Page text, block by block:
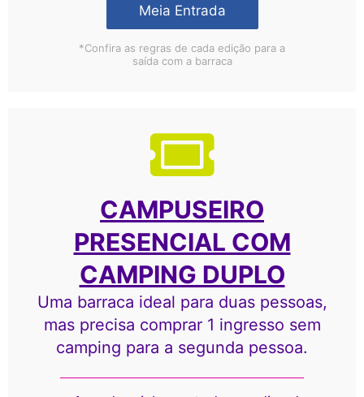
Meia Entrada
*Confira as regras de cada edição para a
saída com a barraca
CAMPUSEIRO
PRESENCIAL COM
CAMPING DUPLO
Uma barraca ideal para duas pessoas,
mas precisa comprar 1 ingresso sem
camping para a segunda pessoa.